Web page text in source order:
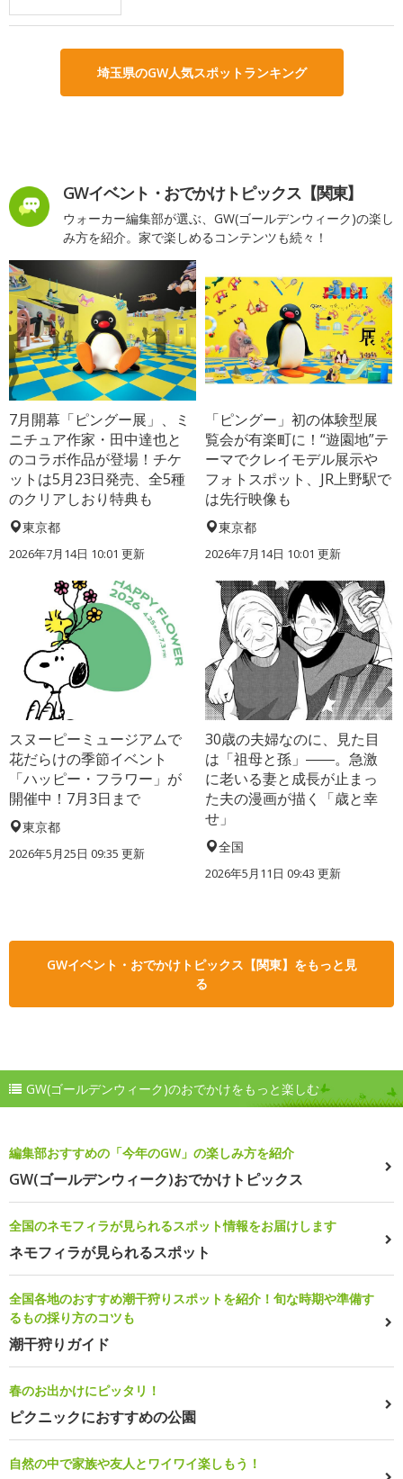
埼玉県のGW人気スポットランキング
GWイベント・おでかけトピックス【関東】
ウォーカー編集部が選ぶ、GW(ゴールデンウィーク)の楽し
み方を紹介。家で楽しめるコンテンツも続々！
7月開幕「ピングー展」、ミ
ニチュア作家・田中達也と
のコラボ作品が登場！チケ
ットは5月23日発売、全5種
のクリアしおり特典も
東京都
2026年7月14日 10:01 更新
「ピングー」初の体験型展
覧会が有楽町に！“遊園地”テ
ーマでクレイモデル展示や
フォトスポット、JR上野駅で
は先行映像も
東京都
2026年7月14日 10:01 更新
スヌーピーミュージアムで
花だらけの季節イベント
「ハッピー・フラワー」が
開催中！7月3日まで
東京都
2026年5月25日 09:35 更新
30歳の夫婦なのに、見た目
は「祖母と孫」――。急激
に老いる妻と成長が止まっ
た夫の漫画が描く「歳と幸
せ」
全国
2026年5月11日 09:43 更新
GWイベント・おでかけトピックス【関東】をもっと見
る
GW(ゴールデンウィーク)のおでかけをもっと楽しむ
編集部おすすめの「今年のGW」の楽しみ方を紹介
GW(ゴールデンウィーク)おでかけトピックス
全国のネモフィラが見られるスポット情報をお届けします
ネモフィラが見られるスポット
全国各地のおすすめ潮干狩りスポットを紹介！旬な時期や準備す
るもの採り方のコツも
潮干狩りガイド
春のお出かけにピッタリ！
ピクニックにおすすめの公園
自然の中で家族や友人とワイワイ楽しもう！